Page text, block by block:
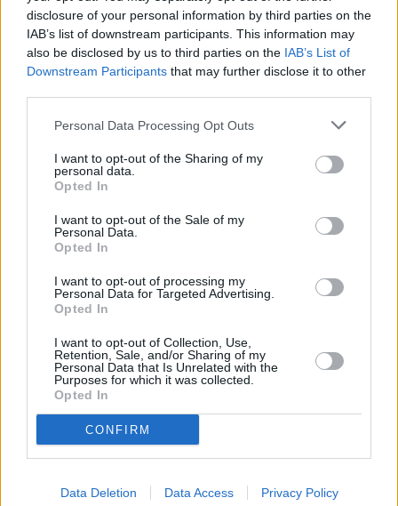
disclosure of your personal information by third parties on the
IAB’s list of downstream participants. This information may
also be disclosed by us to third parties on the IAB’s List of
Downstream Participants that may further disclose it to other
Personal Data Processing Opt Outs
I want to opt-out of the Sharing of my
personal data.
Opted In
I want to opt-out of the Sale of my
Personal Data.
Opted In
I want to opt-out of processing my
Personal Data for Targeted Advertising.
Opted In
I want to opt-out of Collection, Use,
Retention, Sale, and/or Sharing of my
Personal Data that Is Unrelated with the
Purposes for which it was collected.
Opted In
CONFIRM
Data Deletion Data Access Privacy Policy
Παρασκευής
7 Αυγούστου, 2026